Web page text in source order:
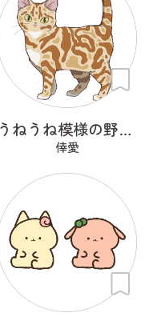
うねうね模様の野良猫
倖愛